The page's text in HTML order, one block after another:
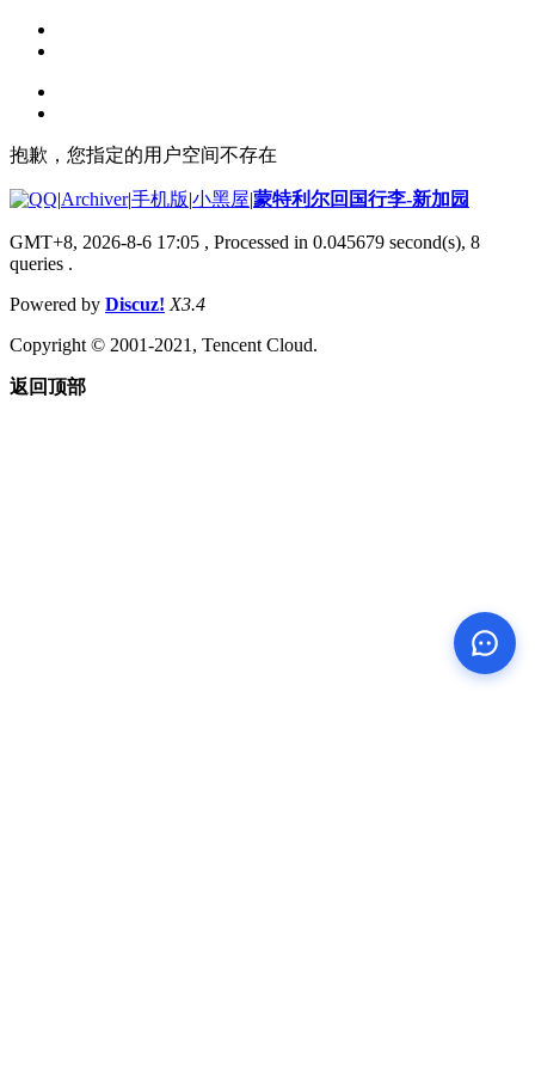
抱歉，您指定的用户空间不存在
|Archiver|手机版|小黑屋|蒙特利尔回国行李-新加园
GMT+8, 2026-8-6 17:05 , Processed in 0.045679 second(s), 8
queries .
Powered by Discuz! X3.4
Copyright © 2001-2021, Tencent Cloud.
返回顶部